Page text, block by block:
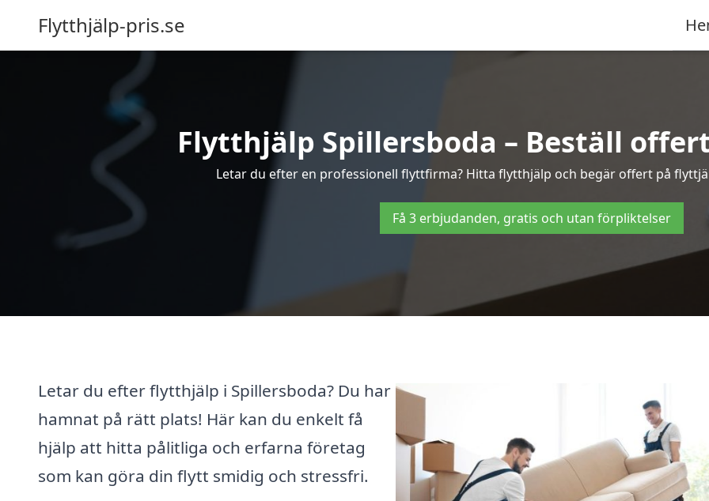
Flytthjälp-pris.se
Flytthjälp Spillersboda – Beställ
Letar du efter en professionell flyttfirma? Hitta flytthjälp och begär offert på
Få 3 erbjudanden, gratis och utan förpliktelser
Letar du efter flytthjälp i Spillersboda? Du har
hamnat på rätt plats! Här kan du enkelt få
hjälp att hitta pålitliga och erfarna företag
som kan göra din flytt smidig och stressfri.